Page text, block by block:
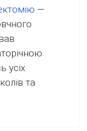
—
усіх
та